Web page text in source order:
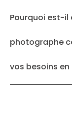
Pourquoi est-il
photographe
vos besoins